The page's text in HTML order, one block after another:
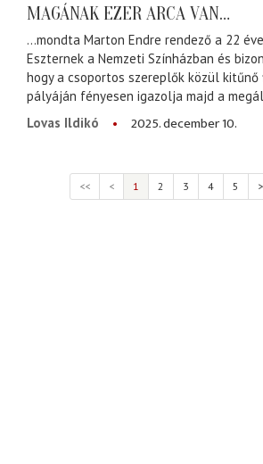
MAGÁNAK EZER ARCA VAN…
…mondta Marton Endre rendező a 22
Eszternek a Nemzeti Színházban és
hogy a csoportos szereplők közül
pályáján fényesen igazolja majd a
Lovas Ildikó
2025. december 10.
<< < 1 2 3 4 5 >